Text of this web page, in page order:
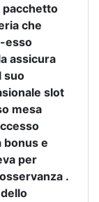
pacchetto
che
esso
assicura
suo
slot
mesa
e
per
.